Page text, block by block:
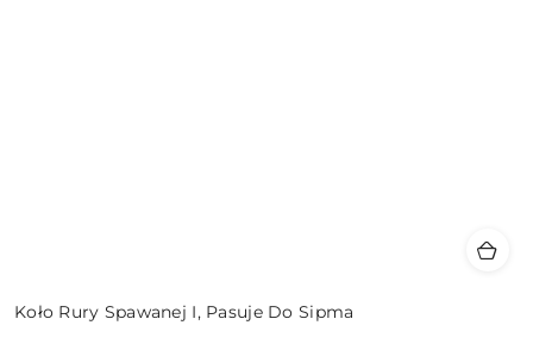
Koło Rury Spawanej I, Pasuje Do Sipma